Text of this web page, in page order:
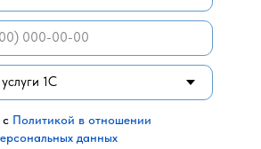
Политикой в отношении
данных